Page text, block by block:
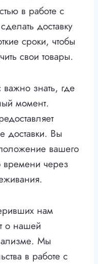
в работе с
доставку
сроки, чтобы
свои товары.
знать, где
момент.
доставки. Вы
вашего
времени через
нам
о нашей
Мы
в работе с